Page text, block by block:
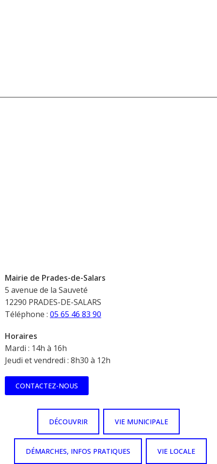
Mairie de Prades-de-Salars
5 avenue de la Sauveté
12290 PRADES-DE-SALARS
Téléphone : 05 65 46 83 90
Horaires
Mardi : 14h à 16h
Jeudi et vendredi : 8h30 à 12h
CONTACTEZ-NOUS
DÉCOUVRIR VIE MUNICIPALE
DÉMARCHES, INFOS PRATIQUES VIE LOCALE